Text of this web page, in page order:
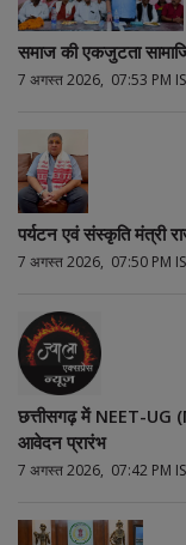
समाज की एकजुटता
7 अगस्त 2026, 07:53 PM
पर्यटन एवं संस्कृति मंत्री
7 अगस्त 2026, 07:50 PM
छत्तीसगढ़ में NEET-UG
आवेदन प्रारंभ
7 अगस्त 2026, 07:42 PM